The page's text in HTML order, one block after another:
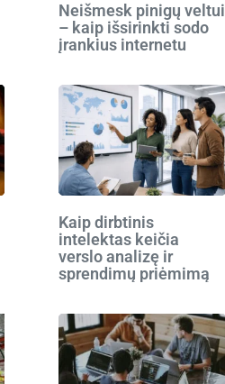
Neišmesk pinigų veltui
– kaip išsirinkti sodo
įrankius internetu
Kaip dirbtinis
intelektas keičia
verslo analizę ir
sprendimų priėmimą